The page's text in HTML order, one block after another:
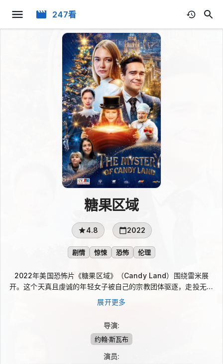
247看
糖果区域
4.8 2022
剧情 惊悚 恐怖 伦理
2022年美国恐怖片《糖果区域》（Candy Land）围绕雷米展
开。这个天真且虔诚的年轻女子被自己的宗教团体驱逐，走投无路
之下，她来到卡车站，进入性工作者的地下圈层。在赛迪、莱利、
丽芙、利瓦伊，以及诺拉和当地警长雷克斯的影响下，雷米承受着
展开更多
导演:
约翰·斯瓦布
演员: